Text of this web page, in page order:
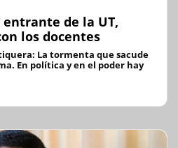
de la UT,
los docentes
La tormenta que sacude
En política y en el poder hay